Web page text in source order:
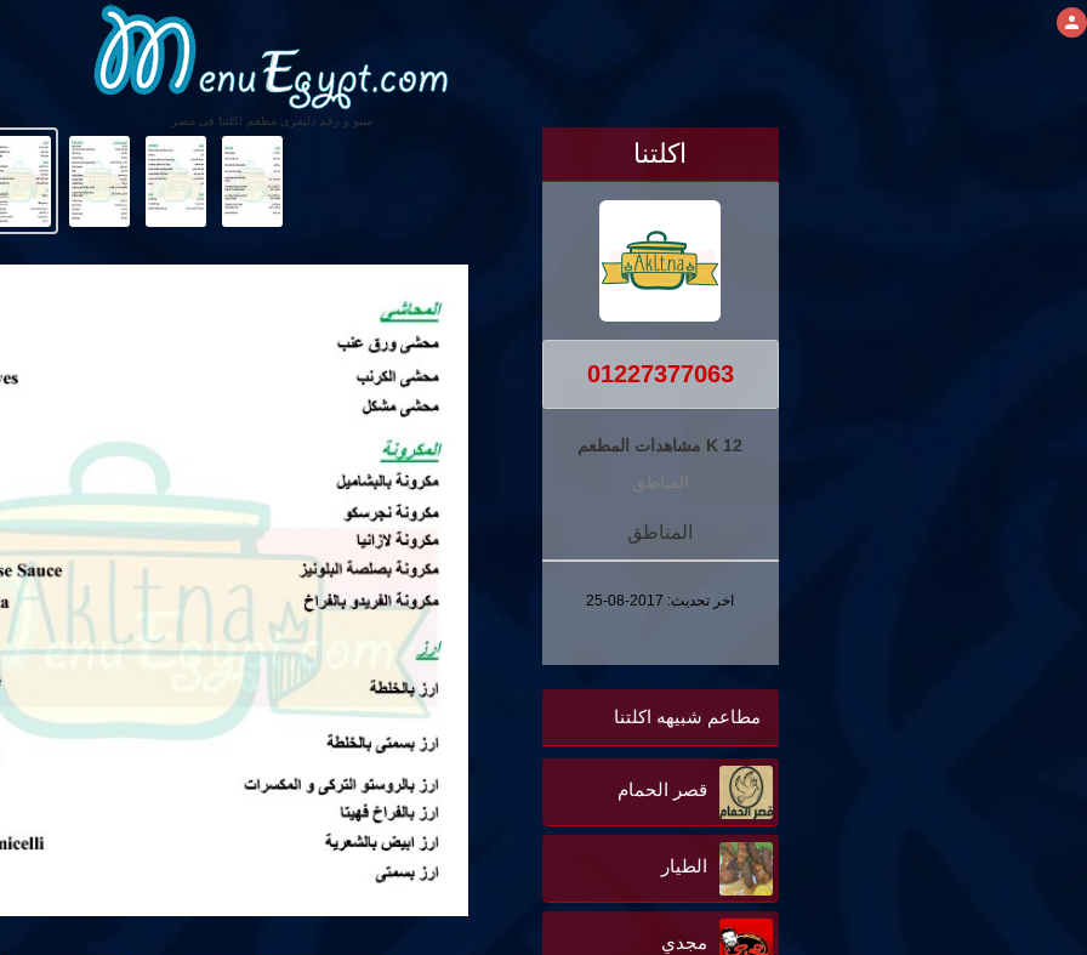
منيو و رقم دليفرى مطعم اكلتنا فى مصر
اكلتنا
01227377063
12 K مشاهدات المطعم
المناطق
المناطق
اخر تحديث: 2017-08-25
مطاعم شبيهه اكلتنا
قصر الحمام
الطيار
مجدي